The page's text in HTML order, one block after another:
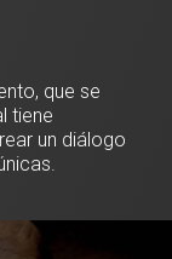
que se
tiene
un diálogo